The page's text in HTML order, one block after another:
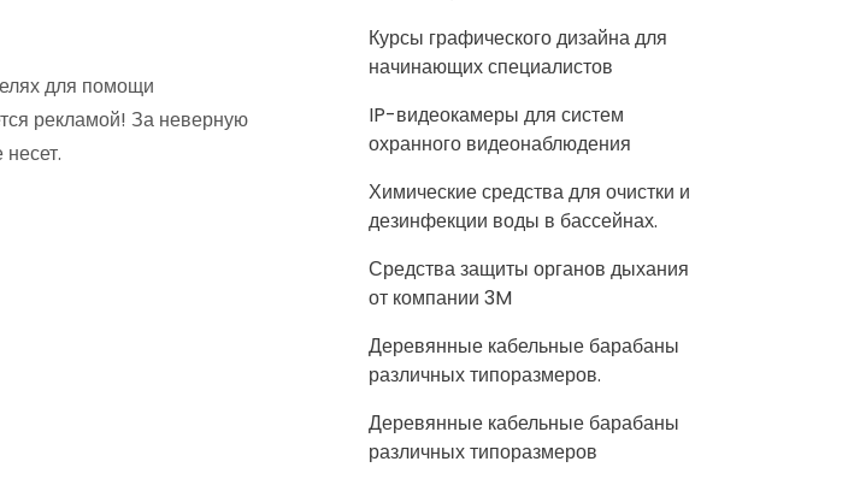
для помощи
рекламой! За неверную
Курсы графического дизайна для
начинающих специалистов
IP-видеокамеры для систем
охранного видеонаблюдения
Химические средства для очистки и
дезинфекции воды в бассейнах.
Средства защиты органов дыхания
от компании 3M
Деревянные кабельные барабаны
различных типоразмеров.
Деревянные кабельные барабаны
различных типоразмеров